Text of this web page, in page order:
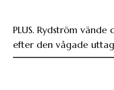
PLUS. Rydström
efter den vågade